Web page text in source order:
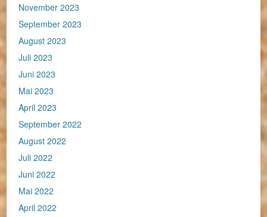
November 2023
September 2023
August 2023
Juli 2023
Juni 2023
Mai 2023
April 2023
September 2022
August 2022
Juli 2022
Juni 2022
Mai 2022
April 2022